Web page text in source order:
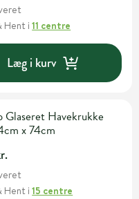
Hent i11 centre
Læg i kurv
Glaseret Havekrukke
x 74cm
Hent i15 centre